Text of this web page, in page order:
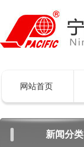
网站首页
新闻分类